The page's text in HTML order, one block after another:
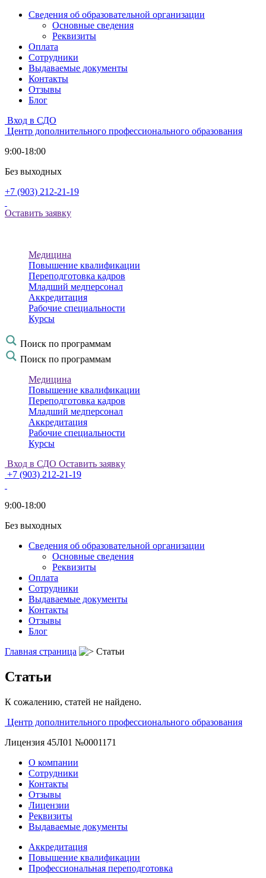
Сведения об образовательной организации
Основные сведения
Реквизиты
Оплата
Сотрудники
Выдаваемые документы
Контакты
Отзывы
Блог
Вход в СДО
Центр дополнительного профессионального образования
9:00-18:00
Без выходных
+7 (903) 212-21-19
Оставить заявку
Медицина
Повышение квалификации
Переподготовка кадров
Младший медперсонал
Аккредитация
Рабочие специальности
Курсы
Поиск по программам
Поиск по программам
Медицина
Повышение квалификации
Переподготовка кадров
Младший медперсонал
Аккредитация
Рабочие специальности
Курсы
Вход в СДО Оставить заявку
+7 (903) 212-21-19
9:00-18:00
Без выходных
Сведения об образовательной организации
Основные сведения
Реквизиты
Оплата
Сотрудники
Выдаваемые документы
Контакты
Отзывы
Блог
Главная страница
Статьи
Статьи
К сожалению, статей не найдено.
Центр дополнительного профессионального образования
Лицензия 45Л01 №0001171
О компании
Сотрудники
Контакты
Отзывы
Лицензии
Реквизиты
Выдаваемые документы
Аккредитация
Повышение квалификации
Профессиональная переподготовка